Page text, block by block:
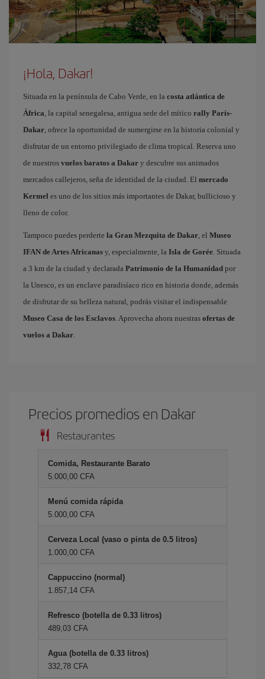
¡Hola, Dakar!
Situada en la península de Cabo Verde, en la costa atlántica de
África , la capital senegalesa, antigua sede del mítico rally París-
Dakar , ofrece la oportunidad de sumergirse en la historia colonial y
disfrutar de un entorno privilegiado de clima tropical. Reserva uno
de nuestros vuelos baratos a Dakar y descubre sus animados
mercados callejeros, seña de identidad de la ciudad. El mercado
Kermel es uno de los sitios más importantes de Dakar, bullicioso y
lleno de color.
Tampoco puedes perderte la Gran Mezquita de Dakar , el Museo
IFAN de Artes Africanas y, especialmente, la Isla de Gorée . Situada
a 3 km de la ciudad y declarada Patrimonio de la Humanidad por
la Unesco, es un enclave paradisíaco rico en historia donde, además
de disfrutar de su belleza natural, podrás visitar el indispensable
Museo Casa de los Esclavos . Aprovecha ahora nuestras ofertas de
vuelos a Dakar
Precios promedios en Dakar
Restaurantes
Comida, Restaurante Barato
5.000,00 CFA
Menú comida rápida
5.000,00 CFA
Cerveza Local (vaso o pinta de 0.5 litros)
1.000,00 CFA
Cappuccino (normal)
1.857,14 CFA
Refresco (botella de 0.33 litros)
489,03 CFA
Agua (botella de 0.33 litros)
332,78 CFA